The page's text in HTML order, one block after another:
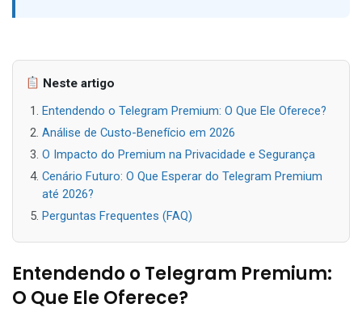
Neste artigo
Entendendo o Telegram Premium: O Que Ele Oferece?
Análise de Custo-Benefício em 2026
O Impacto do Premium na Privacidade e Segurança
Cenário Futuro: O Que Esperar do Telegram Premium
até 2026?
Perguntas Frequentes (FAQ)
Entendendo o Telegram Premium:
O Que Ele Oferece?